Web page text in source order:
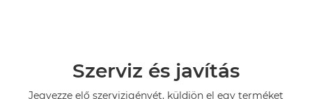
Szerviz és javítás
Jegyezze elő szervizigényét, küldjön el egy terméket